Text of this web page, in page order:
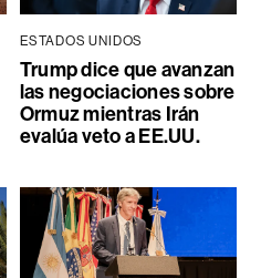
ESTADOS UNIDOS
Trump dice que avanzan
las negociaciones sobre
Ormuz mientras Irán
evalúa veto a EE.UU.